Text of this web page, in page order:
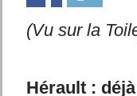
(Vu sur la
Hérault :